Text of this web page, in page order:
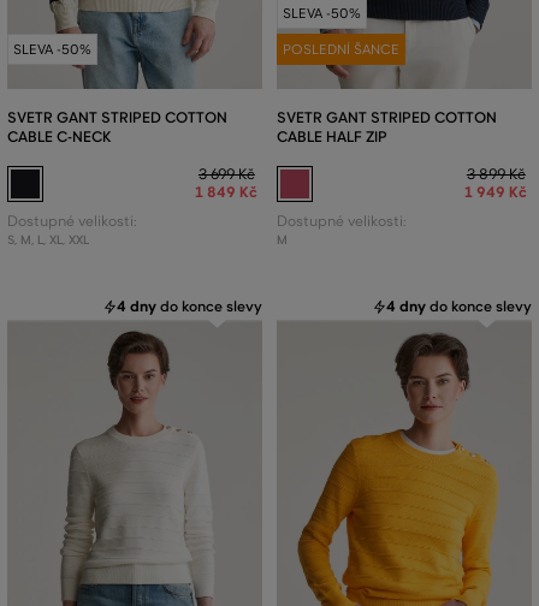
SLEVA -50%
SVETR GANT STRIPED COTTON
CABLE C-NECK
3 699 Kč
1 849 Kč
Dostupné velikosti:
S, M, L, XL, XXL
SLEVA -50%
POSLEDNÍ ŠANCE
SVETR GANT STRIPED COTTON
CABLE HALF ZIP
3 899 Kč
1 949 Kč
Dostupné velikosti:
M
4 dny do konce slevy 4 dny do konce slevy